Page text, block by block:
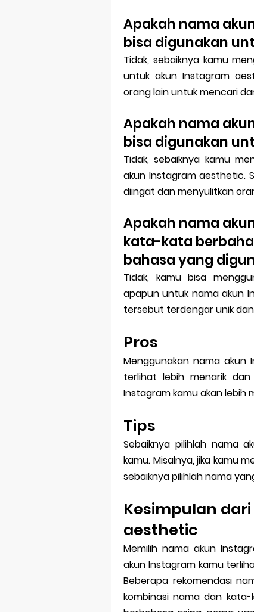
Apakah nama
bisa digunakan
Tidak, sebaiknya kamu
untuk akun Instagram
orang lain untuk mencari
Apakah nama
bisa digunakan
Tidak, sebaiknya kamu
akun Instagram aesthetic.
diingat dan menyulitkan
Apakah nama
kata-kata
bahasa yang
Tidak, kamu bisa
apapun untuk nama akun
tersebut terdengar unik
Pros
Menggunakan nama
terlihat lebih menarik
Instagram kamu akan lebih
Tips
Sebaiknya pilihlah nama
kamu. Misalnya, jika kamu
sebaiknya pilihlah nama
Kesimpulan
aesthetic
Memilih nama akun
akun Instagram kamu
Beberapa rekomendasi
kombinasi nama dan